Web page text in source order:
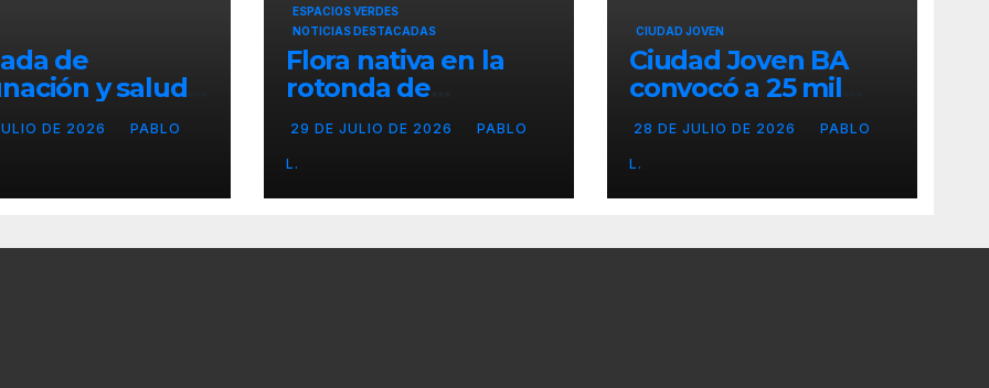
de
y salud
para chicos
DE 2026 PABLO
ESPACIOS VERDES
NOTICIAS DESTACADAS
Flora nativa en la
rotonda de
Agronomía
29 DE JULIO DE 2026 PABLO
L.
CIUDAD JOVEN
Ciudad Joven BA
convocó a 25 mil
personas
28 DE JULIO DE 2026 PABLO
L.